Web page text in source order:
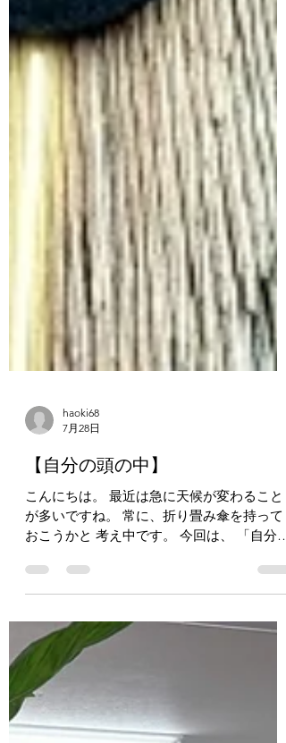
haoki68
7月28日
【自分の頭の中】
こんにちは。 最近は急に天候が変わること
が多いですね。 常に、折り畳み傘を持って